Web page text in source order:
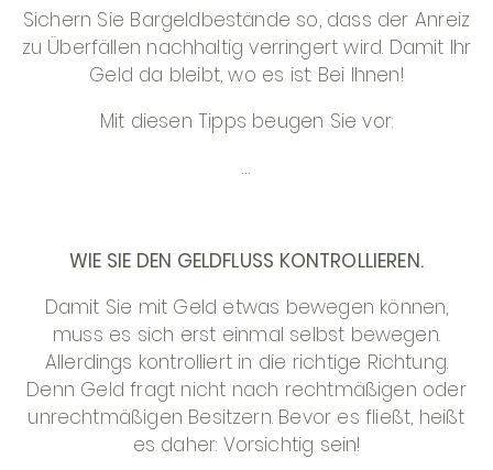
Sichern Sie Bargeldbestände so, dass der Anreiz
zu Überfällen nachhaltig verringert wird. Damit Ihr
Geld da bleibt, wo es ist: Bei Ihnen!
Mit diesen Tipps beugen Sie vor:
…
WIE SIE DEN GELDFLUSS KONTROLLIEREN.
Damit Sie mit Geld etwas bewegen können,
muss es sich erst einmal selbst bewegen.
Allerdings kontrolliert in die richtige Richtung.
Denn Geld fragt nicht nach rechtmäßigen oder
unrechtmäßigen Besitzern. Bevor es fließt, heißt
es daher: Vorsichtig sein!